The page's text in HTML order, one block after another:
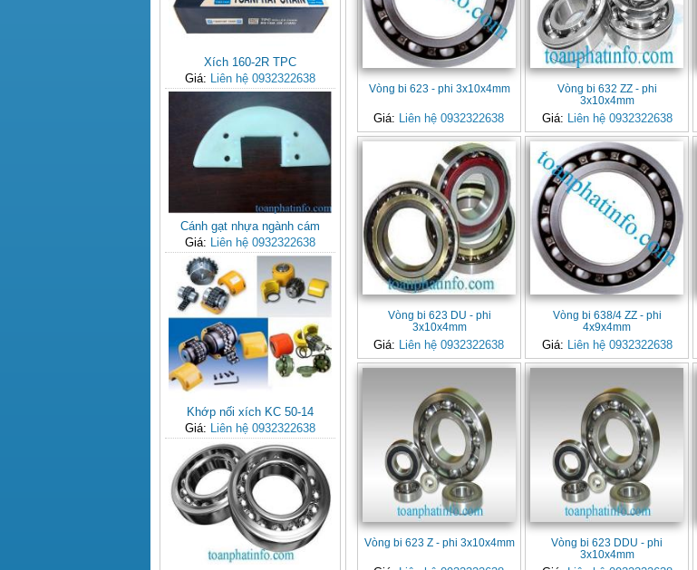
Xích 160-2R TPC
Giá: Liên hệ 0932322638
Cánh gạt nhựa ngành cám
Giá: Liên hệ 0932322638
Khớp nối xích KC 50-14
Giá: Liên hệ 0932322638
Vòng bi 623 - phi 3x10x4mm
Giá: Liên hệ 0932322638
Vòng bi 632 ZZ - phi
3x10x4mm
Giá: Liên hệ 0932322638
Vòng bi 623 DU - phi
3x10x4mm
Giá: Liên hệ 0932322638
Vòng bi 638/4 ZZ - phi
4x9x4mm
Giá: Liên hệ 0932322638
Vòng bi 623 Z - phi 3x10x4mm
Vòng bi 623 DDU - phi
3x10x4mm